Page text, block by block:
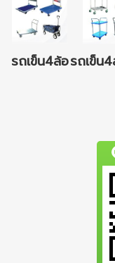
รถเข็น4ล้อรถเข็น